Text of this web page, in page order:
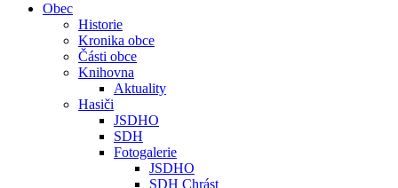
Obec
Historie
Kronika obce
Části obce
Knihovna
Aktuality
Hasiči
JSDHO
SDH
Fotogalerie
JSDHO
SDH Chrást